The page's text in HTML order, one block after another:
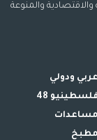
والاقتصادية والمنوعة
عربي ودولي
فلسطينيو 48
مساعدات
مطبخ